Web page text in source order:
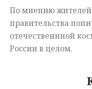
По мнению жителей
правительства
отечественнной
Россиив целом.